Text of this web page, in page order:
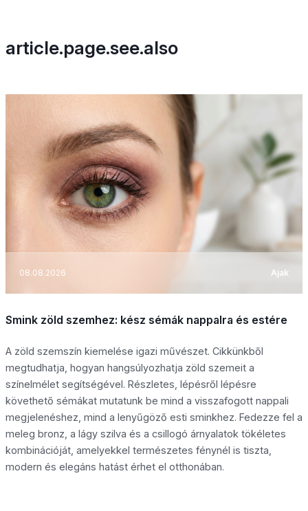
article.page.see.also
08.08.2026 Ajak
Smink zöld szemhez: kész sémák nappalra és estére
A zöld szemszín kiemelése igazi művészet. Cikkünkből
megtudhatja, hogyan hangsúlyozhatja zöld szemeit a
színelmélet segítségével. Részletes, lépésről lépésre
követhető sémákat mutatunk be mind a visszafogott nappali
megjelenéshez, mind a lenyűgöző esti sminkhez. Fedezze fel a
meleg bronz, a lágy szilva és a csillogó árnyalatok tökéletes
kombinációját, amelyekkel természetes fénynél is tiszta,
modern és elegáns hatást érhet el otthonában.